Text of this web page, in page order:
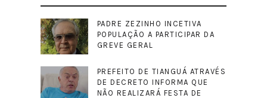
PADRE ZEZINHO INCETIVA
POPULAÇÃO A PARTICIPAR DA
GREVE GERAL
PREFEITO DE TIANGUÁ ATRAVÉS
DE DECRETO INFORMA QUE
NÃO REALIZARÁ FESTA DE